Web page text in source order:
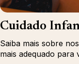
Cuidado
Saiba mais sobre
mais adequado para